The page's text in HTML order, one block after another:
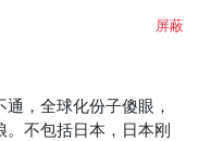
屏蔽
，全球化份子傻眼，
不包括日本，日本刚